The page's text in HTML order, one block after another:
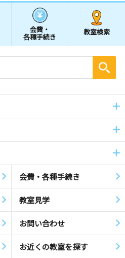
会費・
各種手続き
教室検索
会費・各種手続き
教室見学
お問い合わせ
お近くの教室を探す